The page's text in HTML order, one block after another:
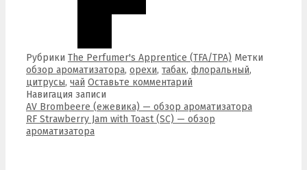
Рубрики The Perfumer's Apprentice (TFA/TPA) Метки
обзор ароматизатора, орехи, табак, флоральный,
цитрусы, чай Оставьте комментарий
Навигация записи
AV Brombeere (ежевика) — обзор ароматизатора
RF Strawberry Jam with Toast (SC) — обзор
ароматизатора